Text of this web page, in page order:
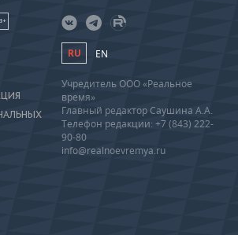
RU EN
Учредитель ООО «Реальное
время»
Главный редактор Саушина А.А.
Телефон редакции: +7 (843) 222-
90-80
info@realnoevremya.ru